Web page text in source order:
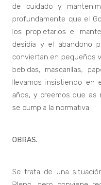
de cuidado y
profundamente que el
los propietarios el
desidia y el abandono
conviertan en pequeños
bebidas, mascarillas,
llevamos insistiendo en
años, y creemos que es
se cumpla la normativa.
OBRAS.
Se trata de una